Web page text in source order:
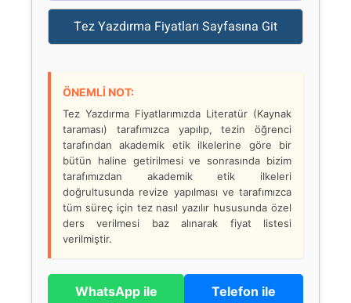
Tez Yazdırma Fiyatları Sayfasına Git
ÖNEMLİ NOT:
Tez Yazdırma Fiyatlarımızda Literatür (Kaynak
taraması) tarafımızca yapılıp, tezin öğrenci
tarafından akademik etik ilkelerine göre bir
bütün haline getirilmesi ve sonrasında bizim
tarafımızdan akademik etik ilkeleri
doğrultusunda revize yapılması ve tarafımızca
tüm süreç için tez nasıl yazılır hususunda özel
ders verilmesi baz alınarak fiyat listesi
verilmiştir.
WhatsApp ile
Telefon ile